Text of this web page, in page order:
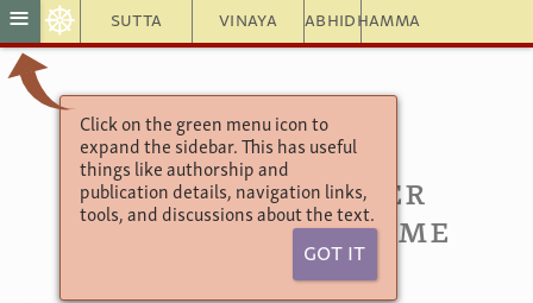
Sutta Vinaya Abhidhamma
≡ ☸
Click on the green menu icon to
expand the sidebar. This has useful
things like authorship and
publication details, navigation links,
tools, and discussions about the text.
Got It
Aṅguttara Nikāya
Das Dreier-Buch
56. Ursachen der
Menschenabnahme